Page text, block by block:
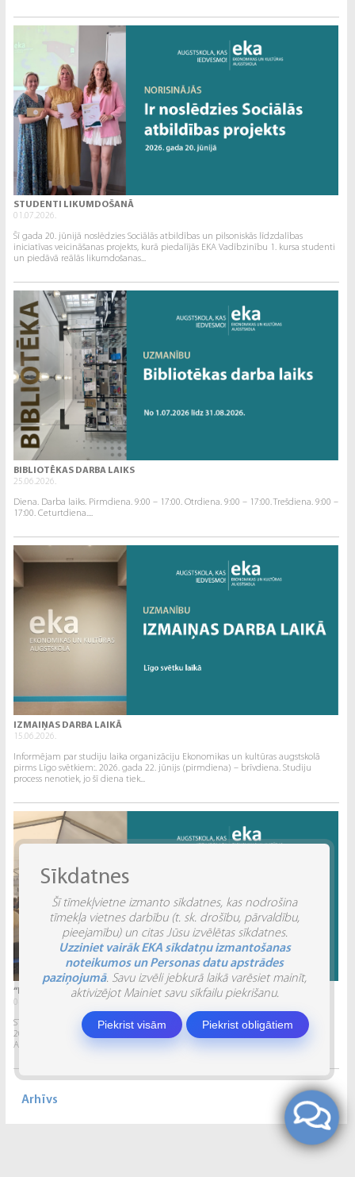
STUDENTI LIKUMDOŠANĀ
01.07.2026.
Šī gada 20. jūnijā noslēdzies Sociālās atbildības un pilsoniskās līdzdalības
iniciatīvas veicināšanas projekts, kurā piedalījās EKA Vadībzinību 1. kursa studenti
un piedāvā reālās likumdošanas...
BIBLIOTĒKAS DARBA LAIKS
25.06.2026.
Diena. Darba laiks. Pirmdiena. 9:00 – 17:00. Otrdiena. 9:00 – 17:00. Trešdiena. 9:00 –
17:00. Ceturtdiena....
IZMAIŅAS DARBA LAIKĀ
15.06.2026.
Informējam par studiju laika organizāciju Ekonomikas un kultūras augstskolā
pirms Līgo svētkiem:. 2026. gada 22. jūnijs (pirmdiena) – brīvdiena. Studiju
process nenotiek, jo šī diena tiek...
“INVENTIO 2026” ATSKATS
04.06.2026.
STUDĒJOŠO STARPTAUTISKĀ ZINĀTNISKI PRAKTISKĀ KONFERENCE “INVENTIO 2026”.
2026. gada 29. un 30. maijā Ekonomikas un kultūras augstskola sadarbībā ar
Alberta Koledžu organizēja Studējošo...
Arhīvs
Sīkdatnes
Šī tīmekļvietne izmanto sīkdatnes, kas nodrošina
tīmekļa vietnes darbību (t. sk. drošību, pārvaldību,
pieejamību) un citas Jūsu izvēlētas sīkdatnes.
Uzziniet vairāk EKA sīkdatņu izmantošanas
noteikumos un Personas datu apstrādes
paziņojumā. Savu izvēli jebkurā laikā varēsiet mainīt,
aktivizējot Mainiet savu sīkfailu piekrišanu.
Piekrist visām Piekrist obligātiem